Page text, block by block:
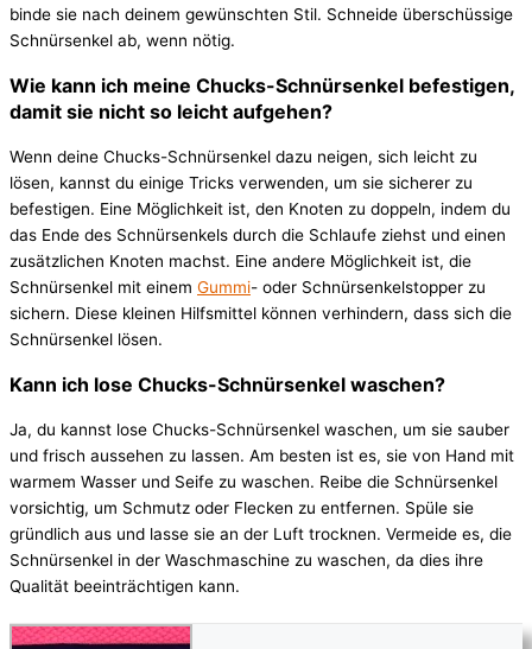
binde sie nach deinem gewünschten Stil. Schneide überschüssige
Schnürsenkel ab, wenn nötig.
Wie kann ich meine Chucks-Schnürsenkel befestigen,
damit sie nicht so leicht aufgehen?
Wenn deine Chucks-Schnürsenkel dazu neigen, sich leicht zu
lösen, kannst du einige Tricks verwenden, um sie sicherer zu
befestigen. Eine Möglichkeit ist, den Knoten zu doppeln, indem du
das Ende des Schnürsenkels durch die Schlaufe ziehst und einen
zusätzlichen Knoten machst. Eine andere Möglichkeit ist, die
Schnürsenkel mit einem Gummi- oder Schnürsenkelstopper zu
sichern. Diese kleinen Hilfsmittel können verhindern, dass sich die
Schnürsenkel lösen.
Kann ich lose Chucks-Schnürsenkel waschen?
Ja, du kannst lose Chucks-Schnürsenkel waschen, um sie sauber
und frisch aussehen zu lassen. Am besten ist es, sie von Hand mit
warmem Wasser und Seife zu waschen. Reibe die Schnürsenkel
vorsichtig, um Schmutz oder Flecken zu entfernen. Spüle sie
gründlich aus und lasse sie an der Luft trocknen. Vermeide es, die
Schnürsenkel in der Waschmaschine zu waschen, da dies ihre
Qualität beeinträchtigen kann.